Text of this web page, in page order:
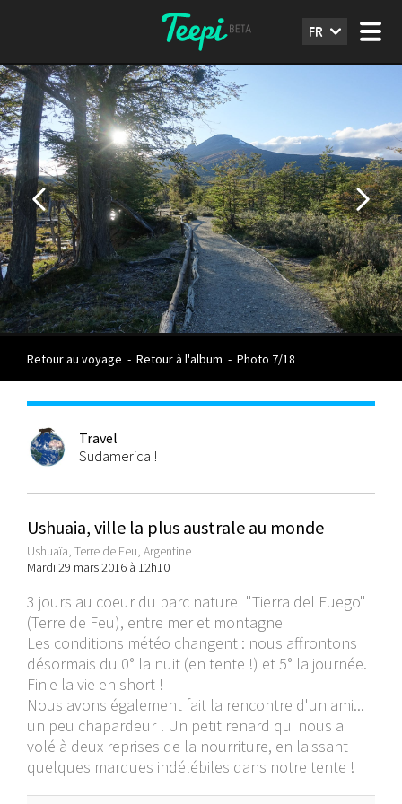
FR
Retour au voyage - Retour à l'album - Photo 7/18
Travel
Sudamerica !
Ushuaia, ville la plus australe au monde
Ushuaïa, Terre de Feu, Argentine
Mardi 29 mars 2016 à 12h10
3 jours au coeur du parc naturel "Tierra del Fuego"
(Terre de Feu), entre mer et montagne
Les conditions météo changent : nous affrontons
désormais du 0° la nuit (en tente !) et 5° la journée.
Finie la vie en short !
Nous avons également fait la rencontre d'un ami...
un peu chapardeur ! Un petit renard qui nous a
volé à deux reprises de la nourriture, en laissant
quelques marques indélébiles dans notre tente !